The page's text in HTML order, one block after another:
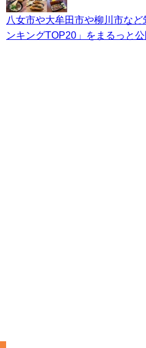
八女市や大牟田市や柳川市な
ンキングTOP20」をまるっと